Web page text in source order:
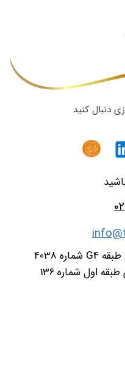
دنبال کنید